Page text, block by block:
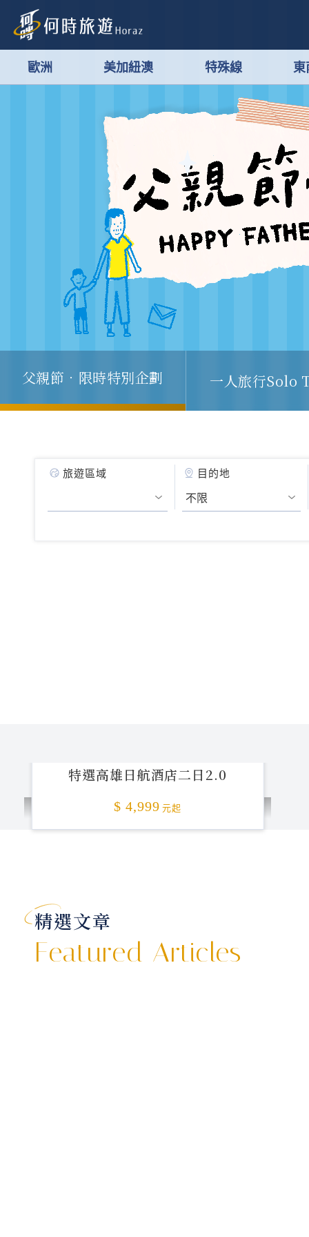
歐洲 美加紐澳 特殊線 東
父親節．限時特別企劃 一人旅行Solo
旅遊區域 目的地
特選高雄日航酒店二日2.0
$ 4,999 元起
精選文章
Featured Articles